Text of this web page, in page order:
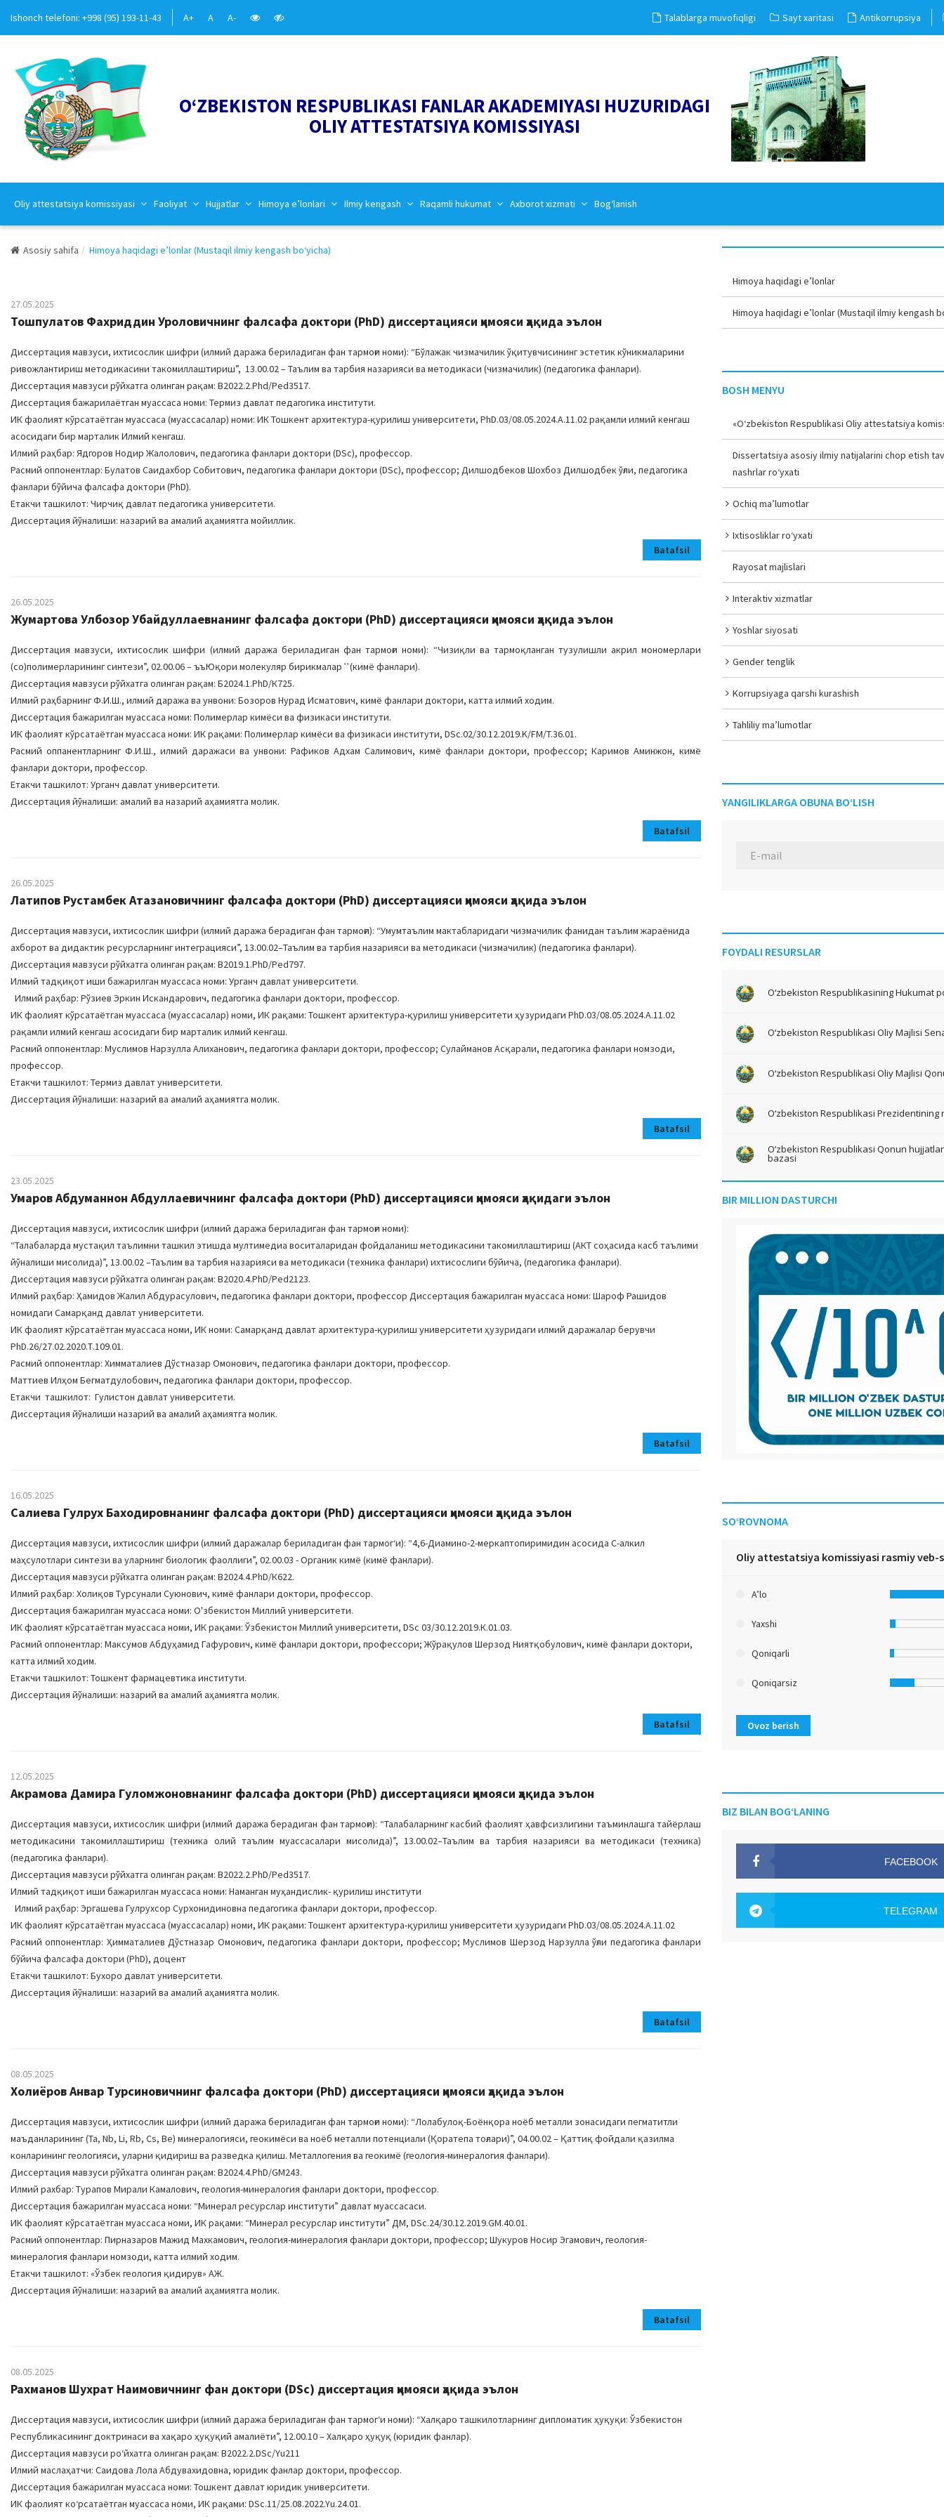
Ishonch telefoni: +998 (95) 193-11-43 A+ A A- Talablarga muvofiqligi Sayt xaritasi Antikorrupsiya
O‘ZBEKISTON RESPUBLIKASI FANLAR AKADEMIYASI HUZURIDAGI
OLIY ATTESTATSIYA KOMISSIYASI
Oliy attestatsiya komissiyasi Faoliyat Hujjatlar Himoya e’lonlari Ilmiy kengash Raqamli hukumat Axborot xizmati Bog‘lanish
Asosiy sahifa Himoya haqidagi e’lonlar (Mustaqil ilmiy kengash bo‘yicha)
27.05.2025
Тошпулатов Фахриддин Уроловичнинг фалсафа доктори (PhD) диссертацияси ҳимояси ҳақида эълон
Диссертация мавзуси, ихтисослик шифри (илмий даража бериладиган фан тармоғи номи): “Бўлажак чизмачилик ўқитувчисининг эстетик кўникмаларини
ривожлантириш методикасини такомиллаштириш”, 13.00.02 – Таълим ва тарбия назарияси ва методикаси (чизмачилик) (педагогика фанлари).
Диссертация мавзуси рўйхатга олинган рақам: B2022.2.Phd/Ped3517.
Диссертация бажарилаётган муассаса номи: Термиз давлат педагогика институти.
ИК фаолият кўрсатаётган муассаса (муассасалар) номи: ИК Тошкент архитектура-қурилиш университети, PhD.03/08.05.2024.A.11.02 рақамли илмий кенгаш
асосидаги бир марталик Илмий кенгаш.
Илмий раҳбар: Ядгоров Нодир Жалолович, педагогика фанлари доктори (DSc), профессор.
Расмий оппонентлар: Булатов Саидахбор Собитович, педагогика фанлари доктори (DSc), профессор; Дилшодбеков Шохбоз Дилшодбек ўғли, педагогика
фанлари бўйича фалсафа доктори (PhD).
Етакчи ташкилот: Чирчиқ давлат педагогика университети.
Диссертация йўналиши: назарий ва амалий аҳамиятга мойиллик.
Batafsil
26.05.2025
Жумартова Улбозор Убайдуллаевнанинг фалсафа доктори (PhD) диссертацияси ҳимояси ҳақида эълон
Диссертация мавзуси, ихтисослик шифри (илмий даража бериладиган фан тармоғи номи): “Чизиқли ва тармоқланган тузулишли акрил мономерлари
(со)полимерларининг синтези”, 02.00.06 – ъъЮқори молекуляр бирикмалар ̓ ̓ (кимё фанлари).
Диссертация мавзуси рўйхатга олинган рақам: Б2024.1.PhD/К725.
Илмий раҳбарнинг Ф.И.Ш., илмий даража ва унвони: Бозоров Нурад Исматович, кимё фанлари доктори, катта илмий ходим.
Диссертация бажарилган муассаса номи: Полимерлар кимёси ва физикаси институти.
ИК фаолият кўрсатаётган муассаса номи: ИК рақами: Полимерлар кимёси ва физикаси институти, DSc.02/30.12.2019.K/FM/T.36.01.
Расмий оппанентларнинг Ф.И.Ш., илмий даражаси ва унвони: Рафиков Адхам Салимович, кимё фанлари доктори, профессор; Каримов Аминжон, кимё
фанлари доктори, профессор.
Етакчи ташкилот: Урганч давлат университети.
Диссертация йўналиши: амалий ва назарий аҳамиятга молик.
Batafsil
26.05.2025
Латипов Рустамбек Атазановичнинг фалсафа доктори (PhD) диссертацияси ҳимояси ҳақида эълон
Диссертация мавзуси, ихтисослик шифри (илмий даража берадиган фан тармоғи): “Умумтаълим мактабларидаги чизмачилик фанидан таълим жараёнида
ахборот ва дидактик ресурсларнинг интеграцияси”, 13.00.02–Таълим ва тарбия назарияси ва методикаси (чизмачилик) (педагогика фанлари).
Диссертация мавзуси рўйхатга олинган рақам: B2019.1.PhD/Ped797.
Илмий тадқиқот иши бажарилган муассаса номи: Урганч давлат университети.
Илмий раҳбар: Рўзиев Эркин Искандарович, педагогика фанлари доктори, профессор.
ИК фаолият кўрсатаётган муассаса (муассасалар) номи, ИК рақами: Тошкент архитектура-қурилиш университети ҳузуридаги PhD.03/08.05.2024.А.11.02
рақамли илмий кенгаш асосидаги бир марталик илмий кенгаш.
Расмий оппонентлар: Муслимов Нарзулла Алиханович, педагогика фанлари доктори, профессор; Сулайманов Асқарали, педагогика фанлари номзоди,
профессор.
Етакчи ташкилот: Термиз давлат университети.
Диссертация йўналиши: назарий ва амалий аҳамиятга молик.
Batafsil
23.05.2025
Умаров Абдуманнон Абдуллаевичнинг фалсафа доктори (PhD) диссертацияси ҳимояси ҳақидаги эълон
Диссертация мавзуси, ихтисослик шифри (илмий даража бериладиган фан тармоғи номи):
“Талабаларда мустақил таълимни ташкил этишда мултимедиа воситаларидан фойдаланиш методикасини такомиллаштириш (АКТ соҳасида касб таълими
йўналиши мисолида)”, 13.00.02 –Таълим ва тарбия назарияси ва методикаси (техника фанлари) ихтисослиги бўйича, (педагогика фанлари).
Диссертация мавзуси рўйхатга олинган рақам: B2020.4.PhD/Ped2123.
Илмий раҳбар: Ҳамидов Жалил Абдурасулович, педагогика фанлари доктори, профессор Диссертация бажарилган муассаса номи: Шароф Рашидов
номидаги Самарқанд давлат университети.
ИК фаолият кўрсатаётган муассаса номи, ИК номи: Самарқанд давлат архитектура-қурилиш университети ҳузуридаги илмий даражалар берувчи
PhD.26/27.02.2020.Т.109.01.
Расмий оппонентлар: Химматалиев Дўстназар Омонович, педагогика фанлари доктори, профессор.
Маттиев Илҳом Бегматдулобович, педагогика фанлари доктори, профессор.
Етакчи ташкилот: Гулистон давлат университети.
Диссертация йўналиши назарий ва амалий аҳамиятга молик.
Batafsil
16.05.2025
Салиева Гулрух Баходировнанинг фалсафа доктори (PhD) диссертацияси ҳимояси ҳақида эълон
Диссертация мавзуси, ихтисослик шифри (илмий даражалар бериладиган фан тармогʻи): “4,6-Диамино-2-меркаптопиримидин асосида С-алкил
маҳсулотлари синтези ва уларнинг биологик фаоллиги”, 02.00.03 - Органик кимё (кимё фанлари).
Диссертация мавзуси рўйхатга олинган рақам: B2024.4.PhD/К622.
Илмий раҳбар: Холиқов Турсунали Суюнович, кимё фанлари доктори, профессор.
Диссертация бажарилган муассаса номи: О'збекистон Миллий университети.
ИК фаолият кўрсатаётган муассаса номи, ИК рақами: Ўзбекистон Миллий университети, DSc 03/30.12.2019.К.01.03.
Расмий оппонентлар: Максумов Абдуҳамид Гафурович, кимё фанлари доктори, профессори; Жўрақулов Шерзод Ниятқобулович, кимё фанлари доктори,
катта илмий ходим.
Етакчи ташкилот: Тошкент фармацевтика институти.
Диссертация йўналиши: назарий ва амалий аҳамиятга молик.
Batafsil
12.05.2025
Акрамова Дамира Гуломжоновнанинг фалсафа доктори (PhD) диссертацияси ҳимояси ҳақида эълон
Диссертация мавзуси, ихтисослик шифри (илмий даража берадиган фан тармоғи): “Талабаларнинг касбий фаолият ҳавфсизлигини таъминлашга тайёрлаш
методикасини такомиллаштириш (техника олий таълим муассасалари мисолида)”, 13.00.02–Таълим ва тарбия назарияси ва методикаси (техника)
(педагогика фанлари).
Диссертация мавзуси рўйхатга олинган рақам: B2022.2.PhD/Ped3517.
Илмий тадқиқот иши бажарилган муассаса номи: Наманган муҳандислик- қурилиш институти
Илмий раҳбар: Эргашева Гулрухсор Сурхонидиновна педагогика фанлари доктори, профессор.
ИК фаолият кўрсатаётган муассаса (муассасалар) номи, ИК рақами: Тошкент архитектура-қурилиш университети ҳузуридаги PhD.03/08.05.2024.А.11.02
Расмий оппонентлар: Ҳимматалиев Дўстназар Омонович, педагогика фанлари доктори, профессор; Муслимов Шерзод Нарзулла ўғли педагогика фанлари
бўйича фалсафа доктори (PhD), доцент
Етакчи ташкилот: Бухоро давлат университети.
Диссертация йўналиши: назарий ва амалий аҳамиятга молик.
Batafsil
08.05.2025
Холиёров Анвар Турсиновичнинг фалсафа доктори (PhD) диссертацияси ҳимояси ҳақида эълон
Диссертация мавзуси, ихтисослик шифри (илмий даража бериладиган фан тармоғи номи): “Лолабулоқ-Боёнқора ноёб металли зонасидаги пегматитли
маъданларининг (Ta, Nb, Li, Rb, Cs, Be) минералогияси, геокимёси ва ноёб металли потенциали (Қоратепа тоғлари)”, 04.00.02 – Қаттиқ фойдали қазилма
конларининг геологияси, уларни қидириш ва разведка қилиш. Металлогения ва геокимё (геология-минералогия фанлари).
Диссертация мавзуси рўйхатга олинган рақам: B2024.4.PhD/GM243.
Илмий рахбар: Турапов Мирали Камалович, геология-минералогия фанлари доктори, профессор.
Диссертация бажарилган муассаса номи: “Минерал ресурслар институти” давлат муассасаси.
ИК фаолият кўрсатаётган муассаса номи, ИК рақами: “Минерал ресурслар институти” ДМ, DSc.24/30.12.2019.GM.40.01.
Расмий оппонентлар: Пирназаров Мажид Махкамович, геология-минералогия фанлари доктори, профессор; Шукуров Носир Эгамович, геология-
минералогия фанлари номзоди, катта илмий ходим.
Етакчи ташкилот: «Ўзбек геология қидирув» АЖ.
Диссертация йўналиши: назарий ва амалий аҳамиятга молик.
Batafsil
08.05.2025
Рахманов Шухрат Наимовичнинг фан доктори (DSc) диссертация ҳимояси ҳақида эълон
Диссертация мавзуси, ихтисослик шифри (илмий даража бериладиган фан тармогʻи номи): “Халқаро ташкилотларнинг дипломатик ҳуқуқи: Ўзбекистон
Республикасининг доктринаси ва хақаро ҳуқуқий амалиёти”, 12.00.10 – Халқаро ҳуқуқ (юридик фанлар).
Диссертация мавзуси роʻйхатга олинган рақам: B2022.2.DSc/Yu211
Илмий маслаҳатчи: Саидова Лола Абдувахидовна, юридик фанлар доктори, профессор.
Диссертация бажарилган муассаса номи: Тошкент давлат юридик университети.
ИК фаолият коʻрсатаётган муассаса номи, ИК рақами: DSc.11/25.08.2022.Yu.24.01.
Himoya haqidagi e’lonlar
Himoya haqidagi e’lonlar (Mustaqil ilmiy kengash
BOSH MENYU
«O‘zbekiston Respublikasi Oliy attestatsiya
Dissertatsiya asosiy ilmiy natijalarini chop etish
nashrlar ro‘yxati
Ochiq ma’lumotlar
Ixtisosliklar ro‘yxati
Rayosat majlislari
Interaktiv xizmatlar
Yoshlar siyosati
Gender tenglik
Korrupsiyaga qarshi kurashish
Tahliliy ma’lumotlar
YANGILIKLARGA OBUNA BO‘LISH
FOYDALI RESURSLAR
O‘zbekiston Respublikasining Hukumat
O‘zbekiston Respublikasi Oliy Majlisi
O‘zbekiston Respublikasi Oliy Majlisi
O‘zbekiston Respublikasi Prezidentining
O‘zbekiston Respublikasi Qonun
bazasi
BIR MILLION DASTURCHI
SO‘ROVNOMA
Oliy attestatsiya komissiyasi rasmiy
A’lo
Yaxshi
Qoniqarli
Qoniqarsiz
Ovoz berish
BIZ BILAN BOG‘LANING
FACEBOOK
TELEGRAM